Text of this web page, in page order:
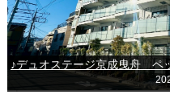
♪デュオステージ京成曳舟 ペ